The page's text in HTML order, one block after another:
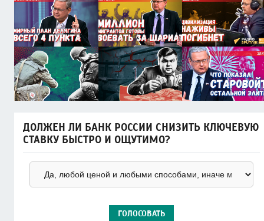
ДОЛЖЕН ЛИ БАНК РОССИИ СНИЗИТЬ КЛЮЧЕВУЮ
СТАВКУ БЫСТРО И ОЩУТИМО?
ГОЛОСОВАТЬ